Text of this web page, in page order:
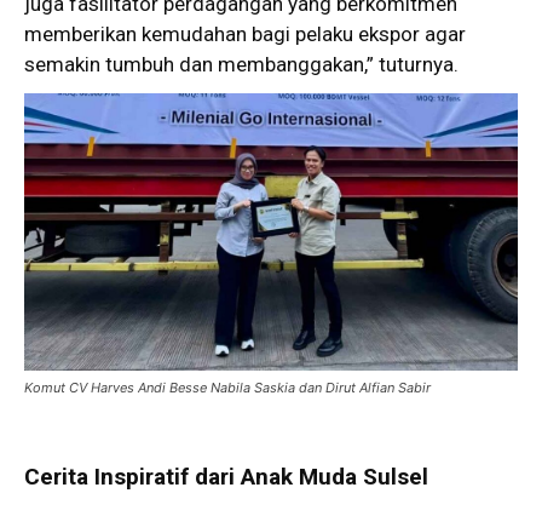
memberikan kemudahan bagi pelaku ekspor agar
semakin tumbuh dan membanggakan,” tuturnya.
Komut CV Harves Andi Besse Nabila Saskia dan Dirut Alfian Sabir
Cerita Inspiratif dari Anak Muda Sulsel